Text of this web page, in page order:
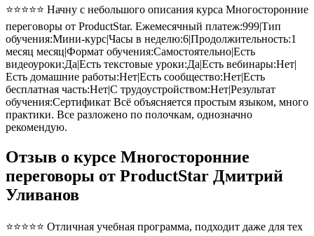
⭐⭐⭐⭐⭐ Начну с небольшого описания курса Многосторонние
переговоры от ProductStar. Ежемесячный платеж:999|Тип
обучения:Мини-курс|Часы в неделю:6|Продолжительность:1
месяц месяц|Формат обучения:Самостоятельно|Есть
видеоуроки:Да|Есть текстовые уроки:Да|Есть вебинары:Нет|
Есть домашние работы:Нет|Есть сообщество:Нет|Есть
бесплатная часть:Нет|С трудоустройством:Нет|Результат
обучения:Сертификат Всё объясняется простым языком, много
практики. Все разложено по полочкам, однозначно
рекомендую.
Отзыв о курсе Многосторонние
переговоры от ProductStar Дмитрий
Уливанов
⭐⭐⭐⭐⭐ Отличная учебная программа, подходит даже для тех